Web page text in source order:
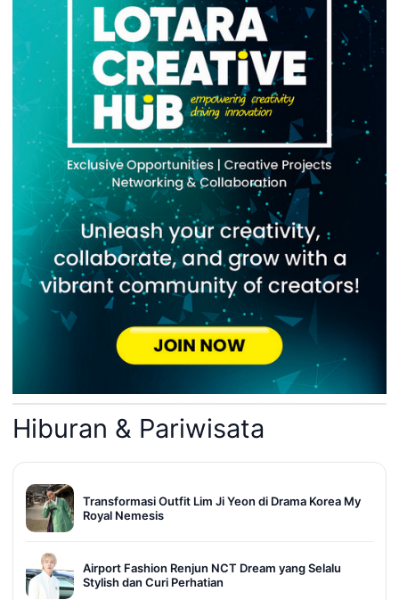
Hiburan & Pariwisata
Transformasi Outfit Lim Ji Yeon di Drama Korea My
Royal Nemesis
Airport Fashion Renjun NCT Dream yang Selalu
Stylish dan Curi Perhatian